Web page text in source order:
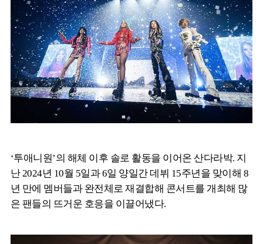
‘투애니원’의 해체 이후 솔로 활동을 이어온 산다라박. 지
난 2024년 10월 5일과 6일 양일간 데뷔 15주년을 맞이해 8
년 만에 멤버들과 완전체로 재결합해 콘서트를 개최해 많
은 팬들의 뜨거운 호응을 이끌어냈다.